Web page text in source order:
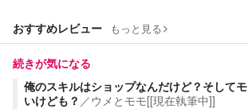
おすすめレビュー もっと見る
続きが気になる
俺のスキルはショップなんだけど？そして
いけども？ ／ウメとモモ[[現在執筆中]]